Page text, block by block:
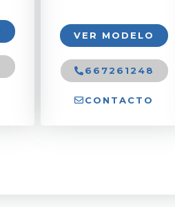
VER MODELO
667261248
CONTACTO